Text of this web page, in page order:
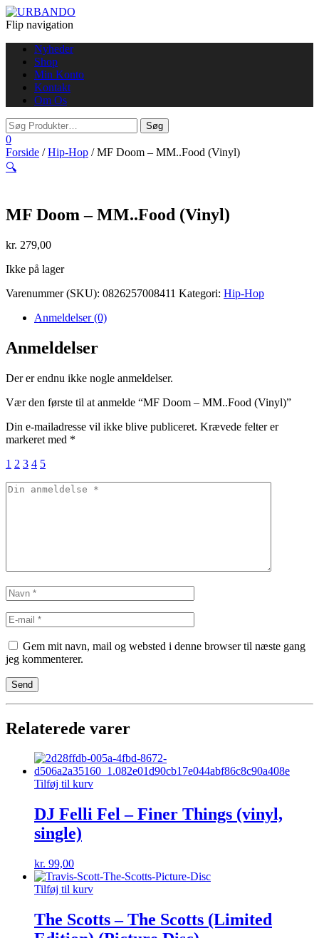
Flip navigation
Nyheder
Shop
Min Konto
Kontakt
Om Os
0
Forside /Hip-Hop / MF Doom – MM..Food (Vinyl)
🔍
MF Doom – MM..Food (Vinyl)
kr. 279,00
Ikke på lager
Varenummer (SKU): 0826257008411 Kategori: Hip-Hop
Anmeldelser (0)
Anmeldelser
Der er endnu ikke nogle anmeldelser.
Vær den første til at anmelde “MF Doom – MM..Food (Vinyl)”
Din e-mailadresse vil ikke blive publiceret. Krævede felter er
markeret med *
1 2 3 4 5
Gem mit navn, mail og websted i denne browser til næste gang
jeg kommenterer.
Relaterede varer
Tilføj til kurv
DJ Felli Fel – Finer Things (vinyl,
single)
kr. 99,00
Tilføj til kurv
The Scotts – The Scotts (Limited